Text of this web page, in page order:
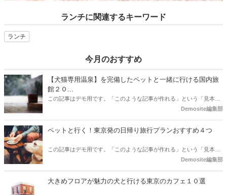
ランチに関連するキーワード
ランチ
今月のおすすめ
【犬猫専用温泉】を完備したペットと一緒に行ける国内旅
館２０...
この記事はデモ用です。「このような記事が作れる」という「見本」
Demosite編集部
ペットと行く！東京発の日帰り旅行プランおすすめ４つ
この記事はデモ用です。「このような記事が作れる」という「見本」
Demosite編集部
大きめフロアが魅力の犬と行ける東京のカフェ１０選